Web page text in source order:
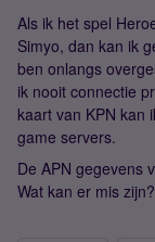
Als ik het spel
Simyo, dan kan ik
ben onlangs
ik nooit connectie
kaart van KPN kan
game servers.
De APN gegevens
Wat kan er mis zijn?